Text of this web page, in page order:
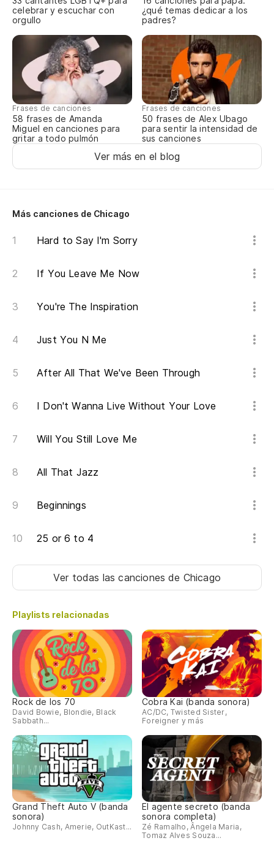
celebrar y escuchar con
orgullo
¿qué temas dedicar a los
padres?
Frases de canciones
58 frases de Amanda
Miguel en canciones para
gritar a todo pulmón
Frases de canciones
50 frases de Alex Ubago
para sentir la intensidad de
sus canciones
Ver más en el blog
Más canciones de Chicago
Hard to Say I'm Sorry
If You Leave Me Now
You're The Inspiration
Just You N Me
After All That We've Been Through
I Don't Wanna Live Without Your Love
Will You Still Love Me
All That Jazz
Beginnings
25 or 6 to 4
Ver todas las cancionesde Chicago
Playlists relacionadas
Rock de los 70
David Bowie, Blondie, Black
Sabbath...
Cobra Kai (banda sonora)
AC/DC, Twisted Sister,
Foreigner y más
Grand Theft Auto V (banda
sonora)
Johnny Cash, Amerie, OutKast...
El agente secreto (banda
sonora completa)
Zé Ramalho, Ângela Maria,
Tomaz Alves Souza...